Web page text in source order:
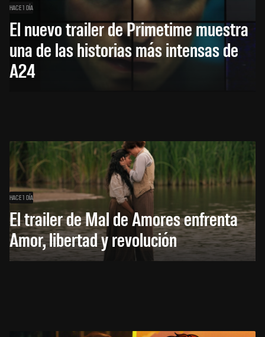
HACE 1 DÍA
El nuevo trailer de Primetime muestra
una de las historias más intensas de
A24
HACE 1 DÍA
El trailer de Mal de Amores enfrenta
Amor, libertad y revolución